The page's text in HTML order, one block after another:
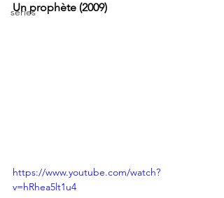
séries
Un prophète (2009)
https://www.youtube.com/watch?
v=hRhea5lt1u4